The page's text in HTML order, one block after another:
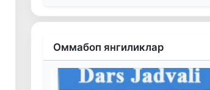
Оммабоп янгиликлар